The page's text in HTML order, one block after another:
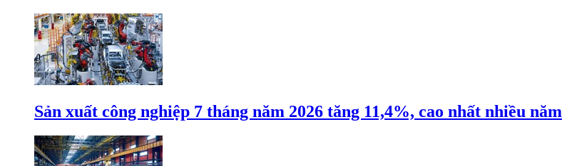
Sản xuất công nghiệp 7 tháng năm 2026 tăng 11,4%, cao nhất nhiều năm